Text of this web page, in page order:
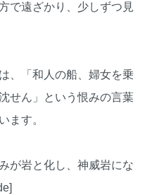
で遠ざかり、少しずつ見
、「和人の船、婦女を乗
せん」という恨みの言葉
ます。
が岩と化し、神威岩にな